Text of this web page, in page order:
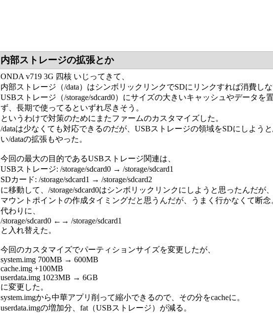
内部ストレージの拡張とか
ONDA v719 3G 四核 いじってきて、
内部ストレージ（/data）はシンボリックリンクでSDにリンクすれば消費し
USBストレージ（/storage/sdcard0）にサイズの大きいキャッシュやデータ
ず、長期で使ってるといずれ尽きそう。
というわけで対策のためにまたファームのカスタマイズした。
/dataは少なくても対応できるのだが、USBストレージの領域をSDにしよう
い/dataの拡張もやった。
今回の最大の目的であるUSBストレージ関連は、
USBストレージ: /storage/sdcard0 → /storage/sdcard1
SDカード: /storage/sdcard1 → /storage/sdcard2
に移動して、/storage/sdcard0はシンボリックリンクにしようと思ったんだが、
マウントポイントの作成タイミングだと思うんだが、うまく行かなくて断念
代わりに、
/storage/sdcard0 ←→ /storage/sdcard1
と入れ替えた。
今回のカスタマイズでパーティションサイズを変更したが、
system.img 700MB → 600MB
cache.img +100MB
userdata.img 1023MB → 6GB
に変更した。
system.imgから中華アプリ削って縮小できるので、その分をcacheに。
userdata.imgの増加分、fat（USBストレージ）が減る。